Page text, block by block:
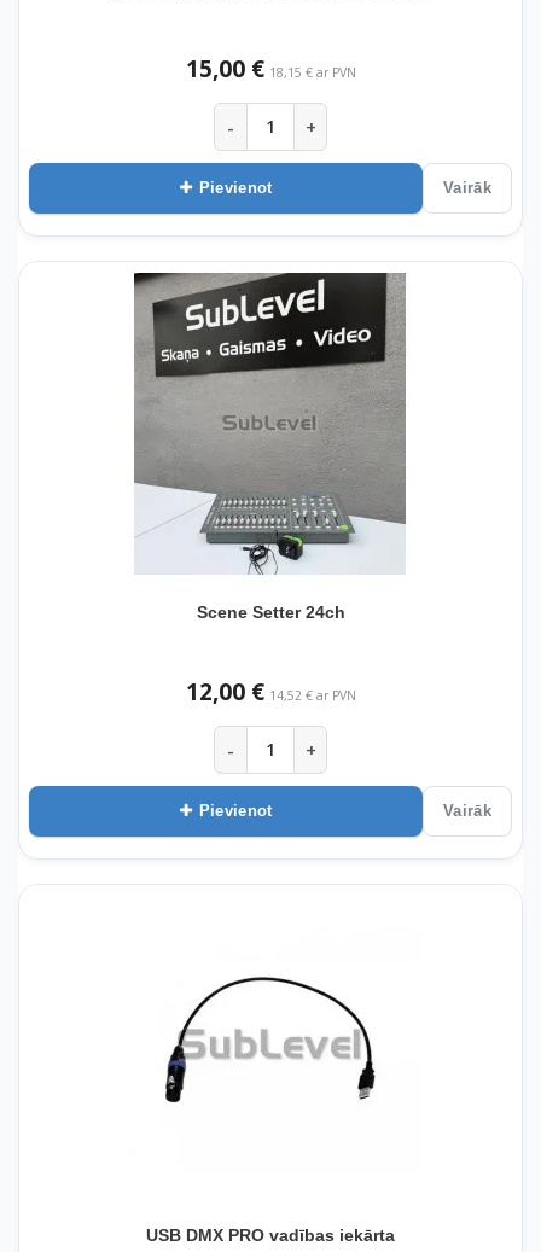
15,00 € 18,15 € ar PVN
- +
Pievienot Vairāk
Scene Setter 24ch
12,00 € 14,52 € ar PVN
- +
Pievienot Vairāk
USB DMX PRO vadības iekārta